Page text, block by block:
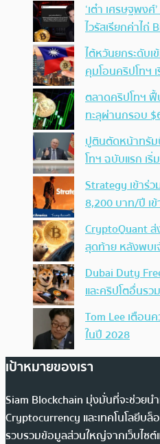
‘เต๋า เศรษฐพงศ์
ไวรัสเรียกค่าไถ่
ไต้หวันยกระดับ
คุมโอนคริปโทฯ
ตลาดคริปโทฯ
ทะลุผ่านกรอบ
ปูตินตัดหน้าทรั
โทฯ ฉบับแรก เ
Strategy เข้าร่
8,200 บาท/ปี
CryptoQuant
สุดท้าย หลังพบเ
Dubai Duty
และคริปโตอื่นร
Tom Lee เตือน
ในปี 2028
เป้าหมายของเรา
Siam Blockchain มุ่งมั่นที่จะช่วยน
Cryptocurrency และเทคโนโลยีบล็
รวบรวมข้อมูลส่วนใหญ่จากเว็บไซต์